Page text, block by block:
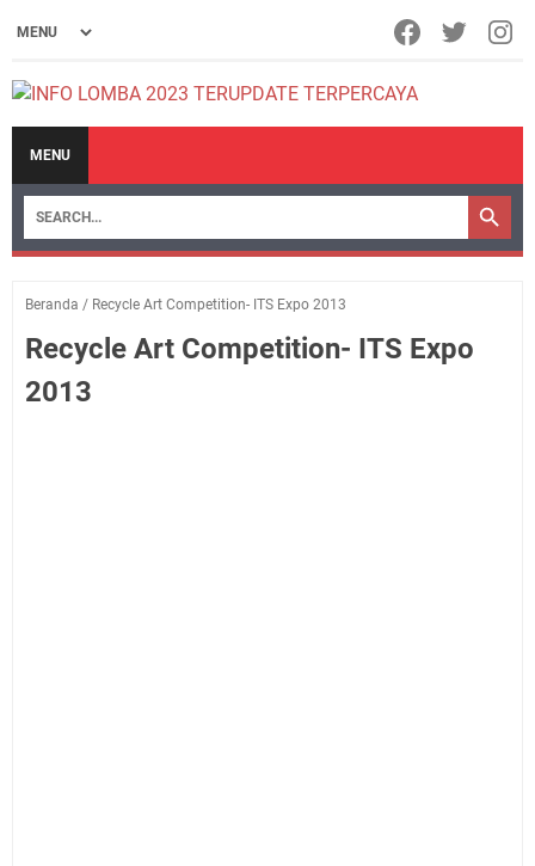
MENU
Beranda / Recycle Art Competition- ITS Expo 2013
Recycle Art Competition- ITS Expo
2013